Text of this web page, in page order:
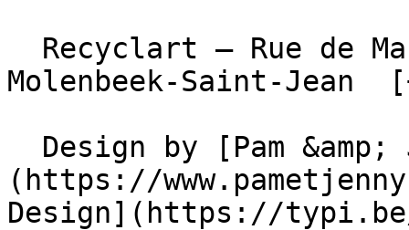
Molenbeek-Saint-
(https://
Design](https://